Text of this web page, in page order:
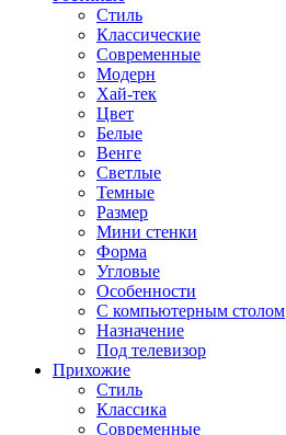
Стиль
Классические
Современные
Модерн
Хай-тек
Цвет
Белые
Венге
Светлые
Темные
Размер
Мини стенки
Форма
Угловые
Особенности
С компьютерным столом
Назначение
Под телевизор
Прихожие
Стиль
Классика
Современные